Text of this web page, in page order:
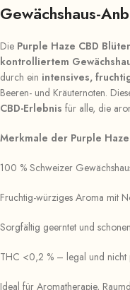
Gewächshaus-
Die Purple Haze CBD
kontrolliertem
durch ein intensives,
Beeren- und Kräuternoten.
CBD-Erlebnis für alle, die
Merkmale der Purple
100 % Schweizer
Fruchtig-würziges Aroma mit
Sorgfältig geerntet und
THC <0,2 % – legal und nicht
Ideal für Aromatherapie,